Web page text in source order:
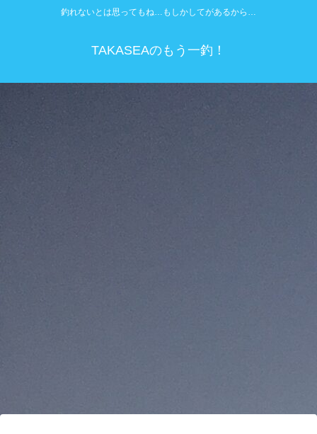
釣れないとは思ってもね…もしかしてがあるから…
TAKASEAのもう一釣！